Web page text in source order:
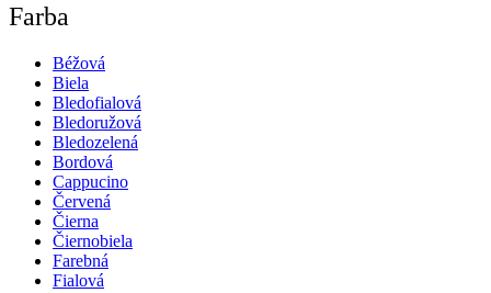
Farba
Béžová
Biela
Bledofialová
Bledoružová
Bledozelená
Bordová
Cappucino
Červená
Čierna
Čiernobiela
Farebná
Fialová